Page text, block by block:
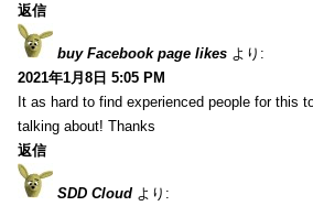
返信
buy Facebook page likes より:
2021年1月8日 5:05 PM
It as hard to find experienced people for this
talking about! Thanks
返信
SDD Cloud より: